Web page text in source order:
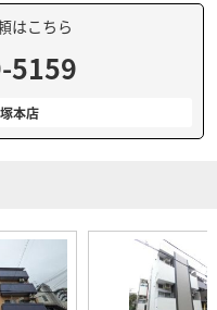
はこちら
5159
本店